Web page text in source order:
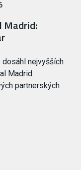
Madrid:
nejvyšších
Madrid
partnerských